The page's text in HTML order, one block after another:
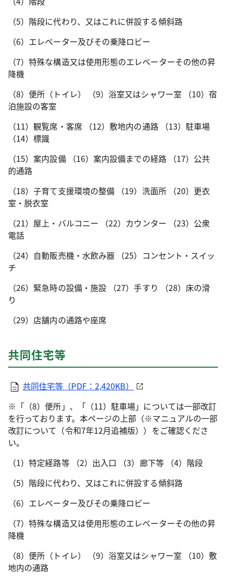
（5）階段に代わり、又はこれに併設する傾斜路
（6）エレベーター及びその乗降ロビー
（7）特殊な構造又は使用形態のエレベーターその他の昇
降機
（8）便所（トイレ） （9）浴室又はシャワー室 （10）宿
泊施設の客室
（11）観覧席・客席 （12）敷地内の通路 （13）駐車場
（14）標識
（15）案内設備 （16）案内設備までの経路 （17）公共
的通路
（18）子育て支援環境の整備 （19）洗面所 （20）更衣
室・脱衣室
（21）屋上・バルコニー （22）カウンター （23）公衆
電話
（24）自動販売機・水飲み器 （25）コンセント・スイッ
チ
（26）緊急時の設備・施設 （27）手すり （28）床の滑
り
（29）店舗内の通路や座席
共同住宅等
共同住宅等（PDF：2,420KB）
※「（8）便所」、「（11）駐車場」については一部改訂
を行っております。本ページの上部（※マニュアルの一部
改訂について（令和7年12月追補版））をご確認くださ
い。
（1）特定経路等 （2）出入口 （3）廊下等 （4）階段
（5）階段に代わり、又はこれに併設する傾斜路
（6）エレベーター及びその乗降ロビー
（7）特殊な構造又は使用形態のエレベーターその他の昇
降機
（8）便所（トイレ） （9）浴室又はシャワー室 （10）敷
地内の通路